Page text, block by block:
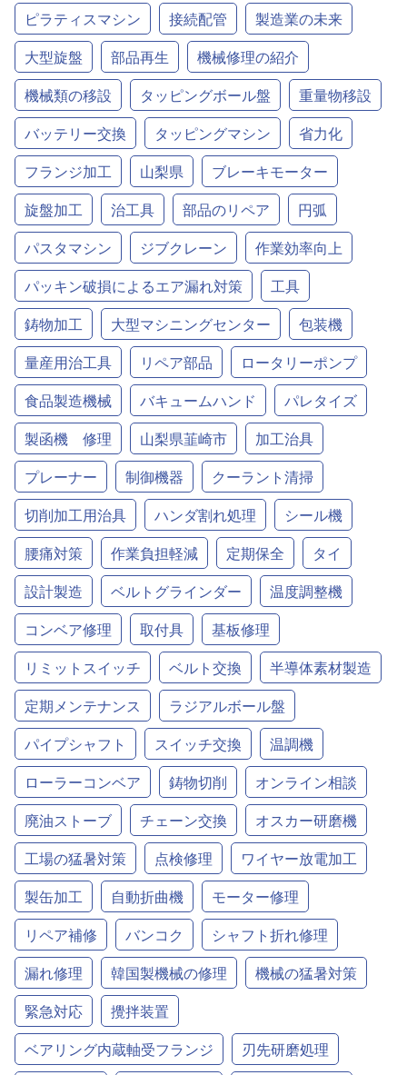
ピラティスマシン
接続配管
製造業の未来
大型旋盤
部品再生
機械修理の紹介
機械類の移設
タッピングボール盤
重量物移設
バッテリー交換
タッピングマシン
省力化
フランジ加工
山梨県
ブレーキモーター
旋盤加工
治工具 部品のリペア
円弧
パスタマシン
ジブクレーン
作業効率向上
パッキン破損によるエア漏れ対策
工具
鋳物加工
大型マシニングセンター
包装機
量産用治工具
リペア部品
ロータリーポンプ
食品製造機械
バキュームハンド
パレタイズ
製函機 修理
山梨県韮崎市
加工治具
プレーナー
制御機器
クーラント清掃
切削加工用治具
ハンダ割れ処理
シール機
腰痛対策
作業負担軽減 定期保全
タイ
設計製造
ベルトグラインダー
温度調整機
コンベア修理
取付具
基板修理
リミットスイッチ
ベルト交換
半導体素材製造
定期メンテナンス
ラジアルボール盤
パイプシャフト
スイッチ交換
温調機
ローラーコンベア
鋳物切削
オンライン相談
廃油ストーブ
チェーン交換
オスカー研磨機
工場の猛暑対策
点検修理
ワイヤー放電加工
製缶加工
自動折曲機
モーター修理
リペア補修
バンコク
シャフト折れ修理
漏れ修理
韓国製機械の修理
機械の猛暑対策
緊急対応
攪拌装置
ベアリング内蔵軸受フランジ
刃先研磨処理